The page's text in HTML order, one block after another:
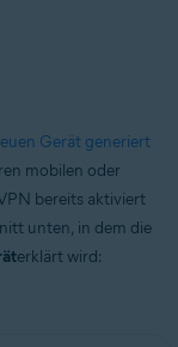
Gerät generiert
mobilen oder
bereits aktiviert
unten, in dem die
erklärt wird: